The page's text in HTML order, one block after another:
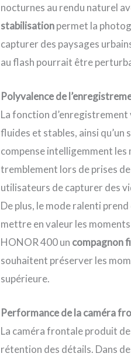
nocturnes au rendu naturel
stabilisationpermet la
capturer des paysages
au flash pourrait être
Polyvalence de
La fonction
fluides et stables, ainsi
compense intelligemment les
tremblement lors de prises
utilisateurs de capturer des
De plus, le mode ralenti
mettre en valeur les
HONOR 400 un compagnon
souhaitent préserver les
supérieure.
Performance de la caméra
La caméra frontale produit
rétention des détails. Dans